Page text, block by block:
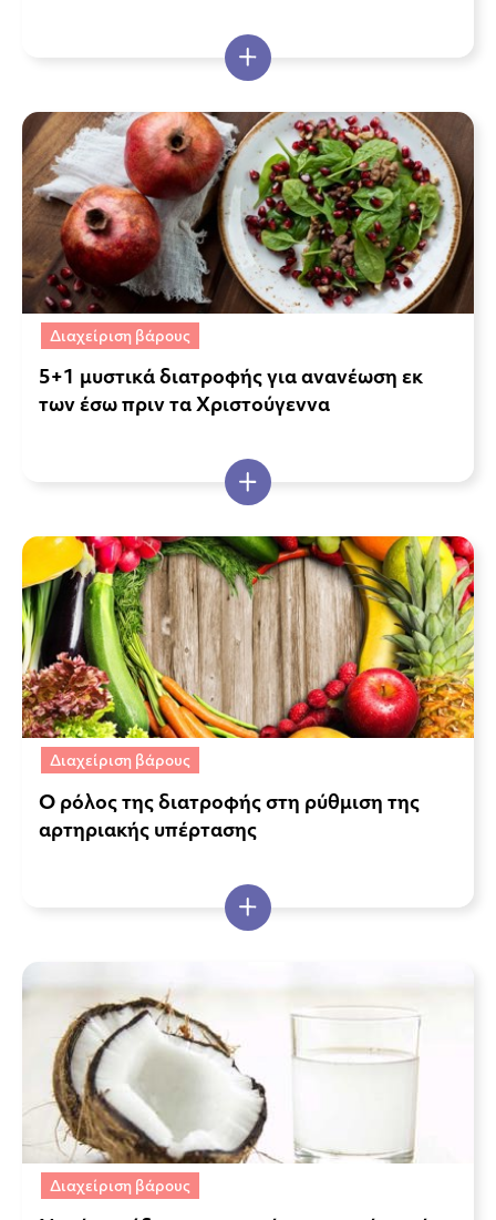
Διαχείριση βάρους
5+1 μυστικά διατροφής για ανανέωση εκ
των έσω πριν τα Χριστούγεννα
Διαχείριση βάρους
Ο ρόλος της διατροφής στη ρύθμιση της
αρτηριακής υπέρτασης
Διαχείριση βάρους